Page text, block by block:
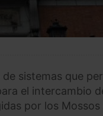
sistemas que
el intercambio
por los